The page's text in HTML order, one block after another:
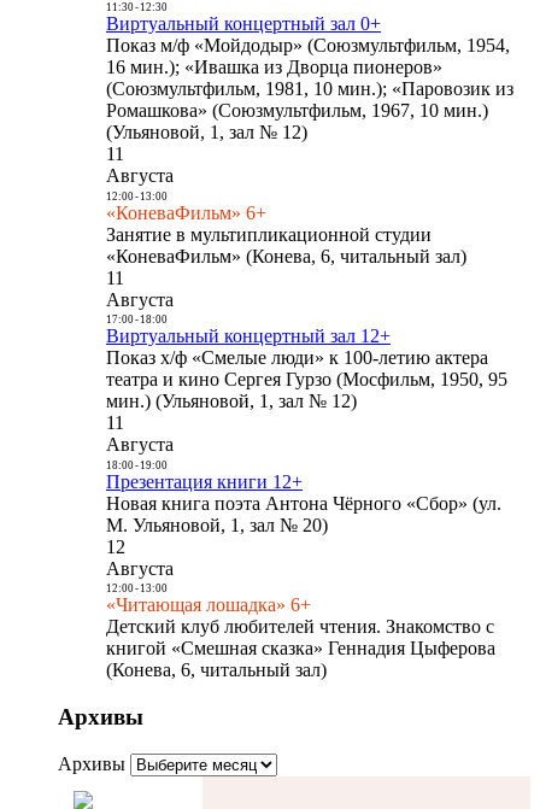
11:30- 12:30
Виртуальный концертный зал 0+
Показ м/ф «Мойдодыр» (Союзмультфильм, 1954,
16 мин.); «Ивашка из Дворца пионеров»
(Союзмультфильм, 1981, 10 мин.); «Паровозик из
Ромашкова» (Союзмультфильм, 1967, 10 мин.)
(Ульяновой, 1, зал № 12)
11
Августа
12:00- 13:00
«КоневаФильм» 6+
Занятие в мультипликационной студии
«КоневаФильм» (Конева, 6, читальный зал)
11
Августа
17:00- 18:00
Виртуальный концертный зал 12+
Показ х/ф «Смелые люди» к 100-летию актера
театра и кино Сергея Гурзо (Мосфильм, 1950, 95
мин.) (Ульяновой, 1, зал № 12)
11
Августа
18:00- 19:00
Презентация книги 12+
Новая книга поэта Антона Чёрного «Сбор» (ул.
М. Ульяновой, 1, зал № 20)
12
Августа
12:00- 13:00
«Читающая лошадка» 6+
Детский клуб любителей чтения. Знакомство с
книгой «Смешная сказка» Геннадия Цыферова
(Конева, 6, читальный зал)
Архивы
Архивы